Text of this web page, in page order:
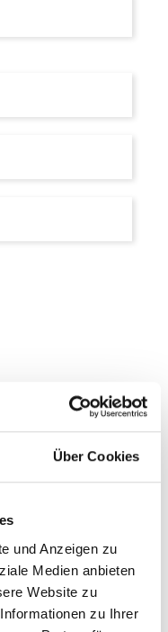
Über Cookies
und Anzeigen zu
Medien anbieten
Website zu
zu Ihrer
konfrontiert, die
verwirrend
Sie bei
die Ihre